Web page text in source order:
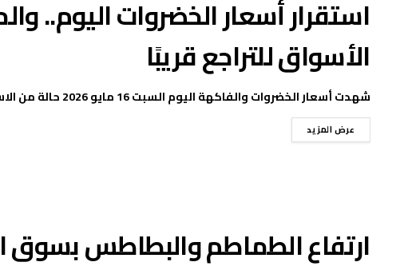
استقرار أسعار الخضروات اليوم..
الأسواق للتراجع قريبًا
شهدت أسعار الخضروات والفاكهة اليوم السبت 16 مايو 2026 حالة من الاستقرار داخل سوق العبور، بالتزامن ...
عرض المزيد
ارتفاع الطماطم والبطاطس بسوق